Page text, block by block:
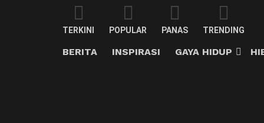
TERKINI POPULAR PANAS TRENDING
BERITA INSPIRASI GAYA HIDUP